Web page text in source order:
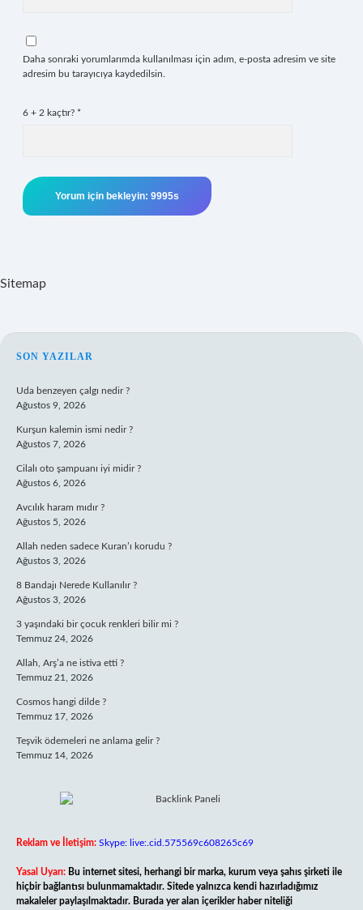
Daha sonraki yorumlarımda kullanılması için adım, e-posta adresim ve site
adresim bu tarayıcıya kaydedilsin.
6 + 2 kaçtır? *
Sitemap
SIDEBAR
SON YAZILAR
Uda benzeyen çalgı nedir ?
Ağustos 9, 2026
Kurşun kalemin ismi nedir ?
Ağustos 7, 2026
Cilalı oto şampuanı iyi midir ?
Ağustos 6, 2026
Avcılık haram mıdır ?
Ağustos 5, 2026
Allah neden sadece Kuran’ı korudu ?
Ağustos 3, 2026
8 Bandajı Nerede Kullanılır ?
Ağustos 3, 2026
3 yaşındaki bir çocuk renkleri bilir mi ?
Temmuz 24, 2026
Allah, Arş’a ne istiva etti ?
Temmuz 21, 2026
Cosmos hangi dilde ?
Temmuz 17, 2026
Teşvik ödemeleri ne anlama gelir ?
Temmuz 14, 2026
Reklam ve İletişim: Skype: live:.cid.575569c608265c69
Yasal Uyarı: Bu internet sitesi, herhangi bir marka, kurum veya şahıs şirketi ile
hiçbir bağlantısı bulunmamaktadır. Sitede yalnızca kendi hazırladığımız
makaleler paylaşılmaktadır. Burada yer alan içerikler haber niteliği